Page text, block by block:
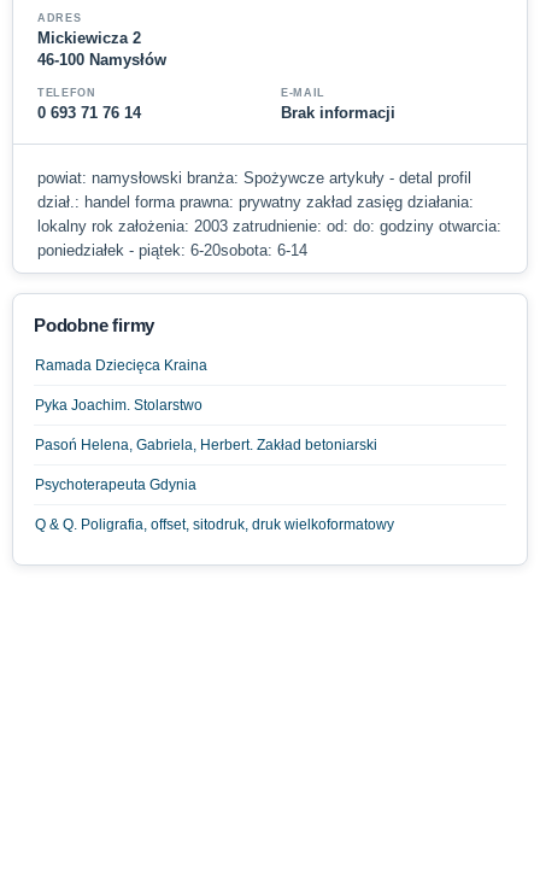
ADRES
Mickiewicza 2
46-100 Namysłów
TELEFON
0 693 71 76 14
E-MAIL
Brak informacji
powiat: namysłowski branża: Spożywcze artykuły - detal profil
dział.: handel forma prawna: prywatny zakład zasięg działania:
lokalny rok założenia: 2003 zatrudnienie: od: do: godziny otwarcia:
poniedziałek - piątek: 6-20sobota: 6-14
Podobne firmy
Ramada Dziecięca Kraina
Pyka Joachim. Stolarstwo
Pasoń Helena, Gabriela, Herbert. Zakład betoniarski
Psychoterapeuta Gdynia
Q & Q. Poligrafia, offset, sitodruk, druk wielkoformatowy